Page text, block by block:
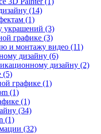
(14)
(1)
украшений (3)
графике (3)
и монтажу видео (11)
дизайну (6)
дизайну (2)
(5)
графике (1)
(1)
(1)
(34)
(1)
(32)